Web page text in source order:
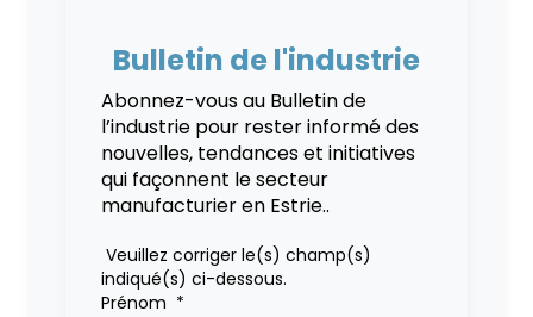
Bulletin de l'industrie
Abonnez-vous au Bulletin de
l’industrie pour rester informé des
nouvelles, tendances et initiatives
qui façonnent le secteur
manufacturier en Estrie..
Veuillez corriger le(s) champ(s)
indiqué(s) ci-dessous.
Prénom *